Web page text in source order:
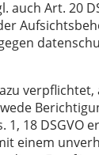
Art. 20
1, 18
einem